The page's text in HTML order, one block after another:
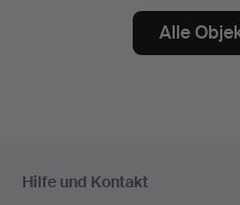
Alle
Navigation
Hilfe und Kontakt